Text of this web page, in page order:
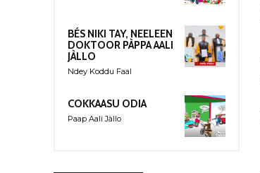
BÉS NIKI TAY, NEELEEN
DOKTOOR PÀPPA AALI
JÀLLO
Ndey Koddu Faal
COKKAASU ODIA
Paap Aali Jàllo